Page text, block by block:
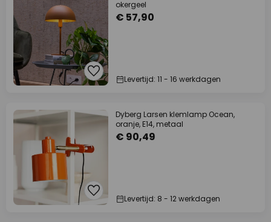
okergeel
€ 57,90
Levertijd: 11 - 16 werkdagen
Dyberg Larsen klemlamp Ocean,
oranje, E14, metaal
€ 90,49
Levertijd: 8 - 12 werkdagen